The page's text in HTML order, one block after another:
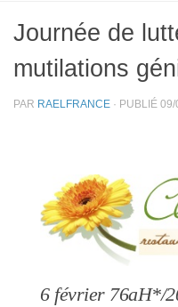
Journée de
mutilations
PAR RAELFRANCE · PUBLIÉ 09/
6 février 76aH*/